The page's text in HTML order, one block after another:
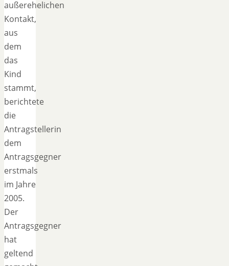
außerehelichen
Kontakt,
aus
dem
das
Kind
stammt,
berichtete
die
Antragstellerin
dem
Antragsgegner
erstmals
im Jahre
2005.
Der
Antragsgegner
hat
geltend